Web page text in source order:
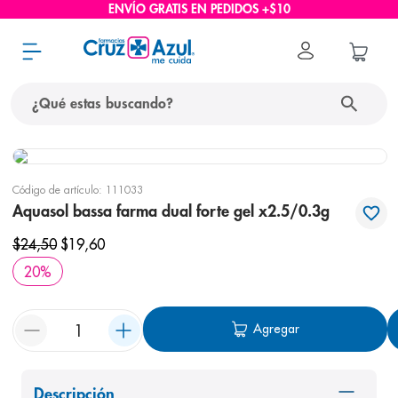
ENVÍO GRATIS EN PEDIDOS +$10
Código de artículo: 111033
Aquasol bassa farma dual forte gel x2.5/0.3g
$24,50 $19,60
20%
Agregar
Descripción
términos más buscados
protector solar
3. eucerin
nivea
6. shampoo
7 bioderma